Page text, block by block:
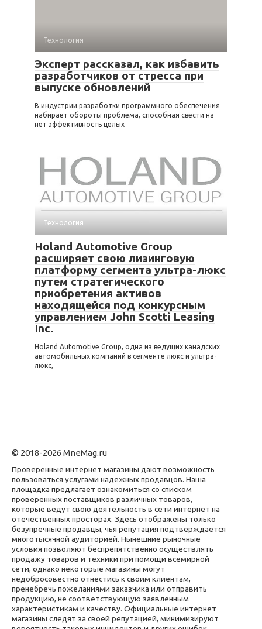
Технология
Эксперт рассказал, как избавить
разработчиков от стресса при
выпуске обновлений
В индустрии разработки программного обеспечения
набирает обороты проблема, способная свести на
нет эффективность целых
Технология
Holand Automotive Group
расширяет свою лизинговую
платформу сегмента ультра-люкс
путем стратегического
приобретения активов
находящейся под конкурсным
управлением John Scotti Leasing
Inc.
Holand Automotive Group, одна из ведущих канадских
автомобильных компаний в сегменте люкс и ультра-
люкс,
© 2018-2026 MneMag.ru
Проверенные интернет магазины дают возможность
пользоваться услугами надежных продавцов. Наша
площадка предлагает ознакомиться со списком
проверенных поставщиков различных товаров,
которые ведут свою деятельность в сети интернет на
отечественных просторах. Здесь отображены только
безупречные продавцы, чья репутация подтверждается
многотысячной аудиторией. Нынешние рыночные
условия позволяют беспрепятственно осуществлять
продажу товаров и техники при помощи всемирной
сети, однако некоторые магазины могут
недобросовестно отнестись к своим клиентам,
пренебречь пожеланиями заказчика или отправить
продукцию, не соответствующую заявленным
характеристикам и качеству. Официальные интернет
магазины следят за своей репутацией, минимизируют